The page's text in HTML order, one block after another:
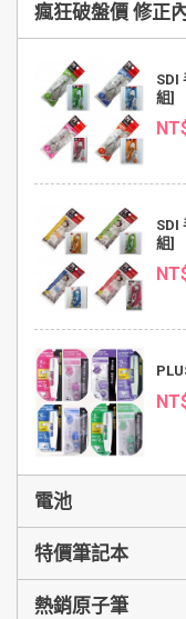
瘋狂破盤價 修正
SDI
組]
SDI
組]
電池
特價筆記本
熱銷原子筆